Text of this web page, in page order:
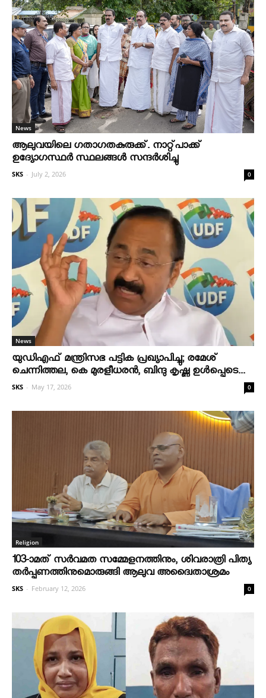
News
ആലുവയിലെ ഗതാഗതകുരുക്ക്. നാറ്റ്പാക്ക്
ഉദ്യോഗസ്ഥർ സ്ഥലങ്ങൾ സന്ദർശിച്ചു
SKS - July 2, 2026 0
News
യുഡിഎഫ് മന്ത്രിസഭ പട്ടിക പ്രഖ്യാപിച്ചു; രമേശ്
ചെന്നിത്തല, കെ മുരളീധരന്‍, ബിന്ദു കൃഷ്ണ ഉള്‍പ്പെടെ...
SKS - May 17, 2026 0
Religion
103-ാമത് സർവമത സമ്മേളനത്തിനും, ശിവരാത്രി പിത്യ
തർപ്പണത്തിനുമൊരുങ്ങി ആലുവ അദ്വൈതാശ്രമം
SKS - February 12, 2026 0